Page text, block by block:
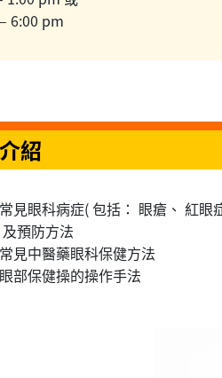
6:00 pm
紹
見眼科病症( 包括： 眼瘡、 紅
預防方法
見中醫藥眼科保健方法
部保健操的操作手法